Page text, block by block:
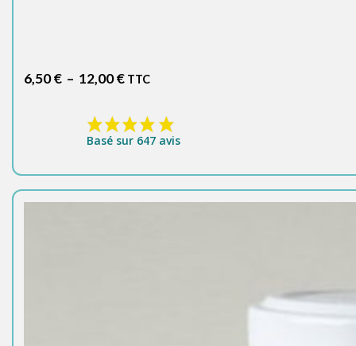
6,50€ – 12,00€Plage
6,50 €
à
TTC
Basé sur 647 avis